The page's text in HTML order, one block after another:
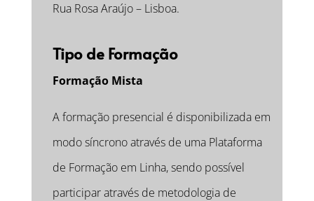
Rua Rosa Araújo – Lisboa.
Tipo de Formação
Formação Mista
A formação presencial é disponibilizada em
modo síncrono através de uma Plataforma
de Formação em Linha, sendo possível
participar através de metodologia de